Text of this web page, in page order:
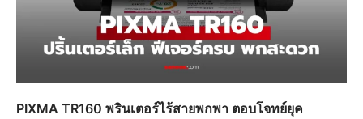
PIXMA TR160 พรินเตอร์ไร้สายพกพา ตอบโจทย์ยุค